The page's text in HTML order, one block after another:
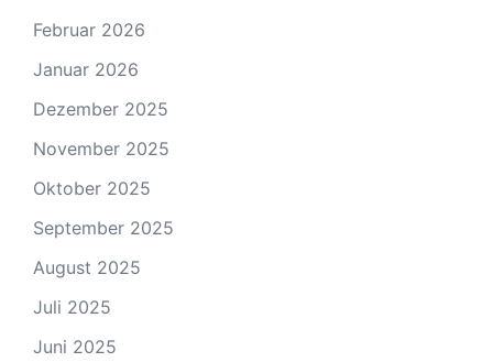
Februar 2026
Januar 2026
Dezember 2025
November 2025
Oktober 2025
September 2025
August 2025
Juli 2025
Juni 2025